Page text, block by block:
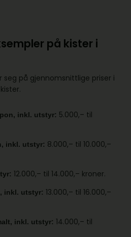
på kister i
seg på gjennomsnittlige priser i
inkl. utstyr: 5.000,– til
inkl. utstyr: 8.000,– til 10.000,–
12.000,– til 14.000,– kroner.
inkl. utstyr: 13.000,– til 16.000,–
inkl. utstyr: 14.000,– til